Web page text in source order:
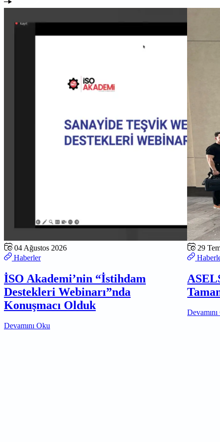
04 Ağustos 2026
Haberler
İSO Akademi’nin “İstihdam
Destekleri Webinarı”nda
Konuşmacı Olduk
Devamını Oku
29